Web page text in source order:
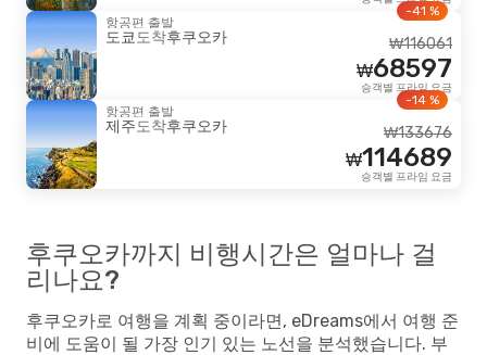
항공편 출발
도쿄도착후쿠오카
-41 %
116061
₩
68597
₩
승객별 프라임 요금
항공편 출발
제주도착후쿠오카
-14 %
133676
₩
114689
₩
승객별 프라임 요금
후쿠오카까지 비행시간은 얼마나 걸
리나요?
후쿠오카로 여행을 계획 중이라면, eDreams에서 여행 준
비에 도움이 될 가장 인기 있는 노선을 분석했습니다. 부